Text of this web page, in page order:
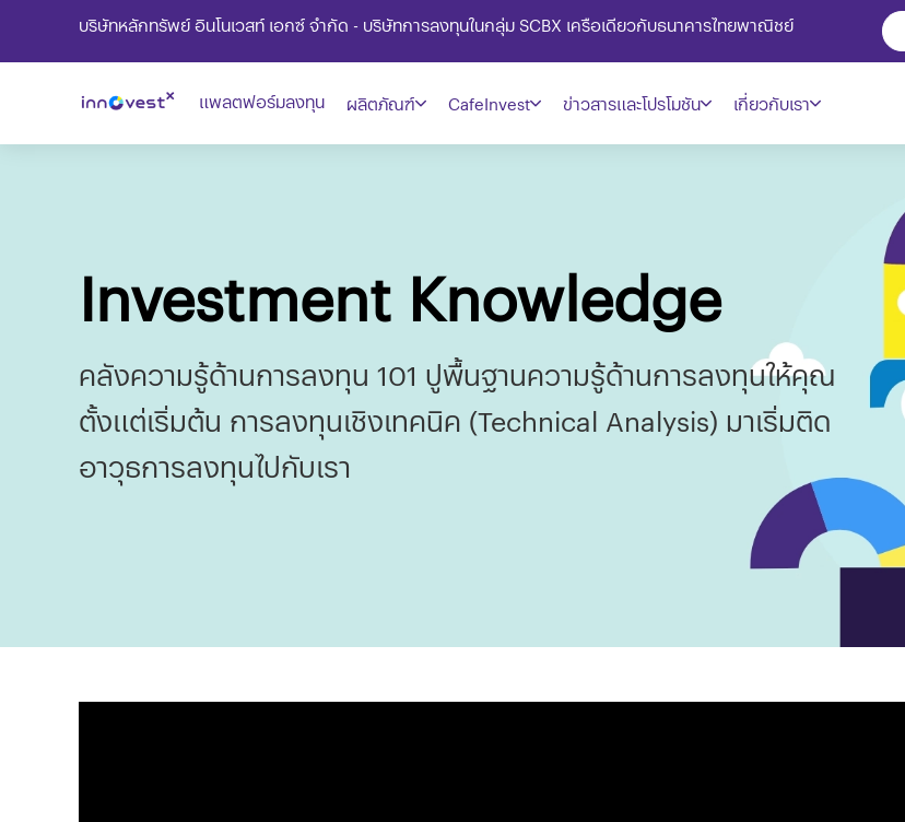
บริษัทหลักทรัพย์ อินโนเวสท์ เอกซ์ จำกัด - บริษัทการลงทุนในกลุ่ม SCBX เครือเดียวกับธนาคารไทยพาณิชย์
แพลตฟอร์มลงทุน ผลิตภัณฑ์ CafeInvest ข่าวสารและโปรโมชัน เกี่ยวกับเรา
Investment Knowledge
คลังความรู้ด้านการลงทุน 101 ปูพื้นฐานความรู้ด้านการลงทุนให้คุณ
ตั้งแต่เริ่มต้น การลงทุนเชิงเทคนิค (Technical Analysis) มาเริ่มติด
อาวุธการลงทุนไปกับเรา